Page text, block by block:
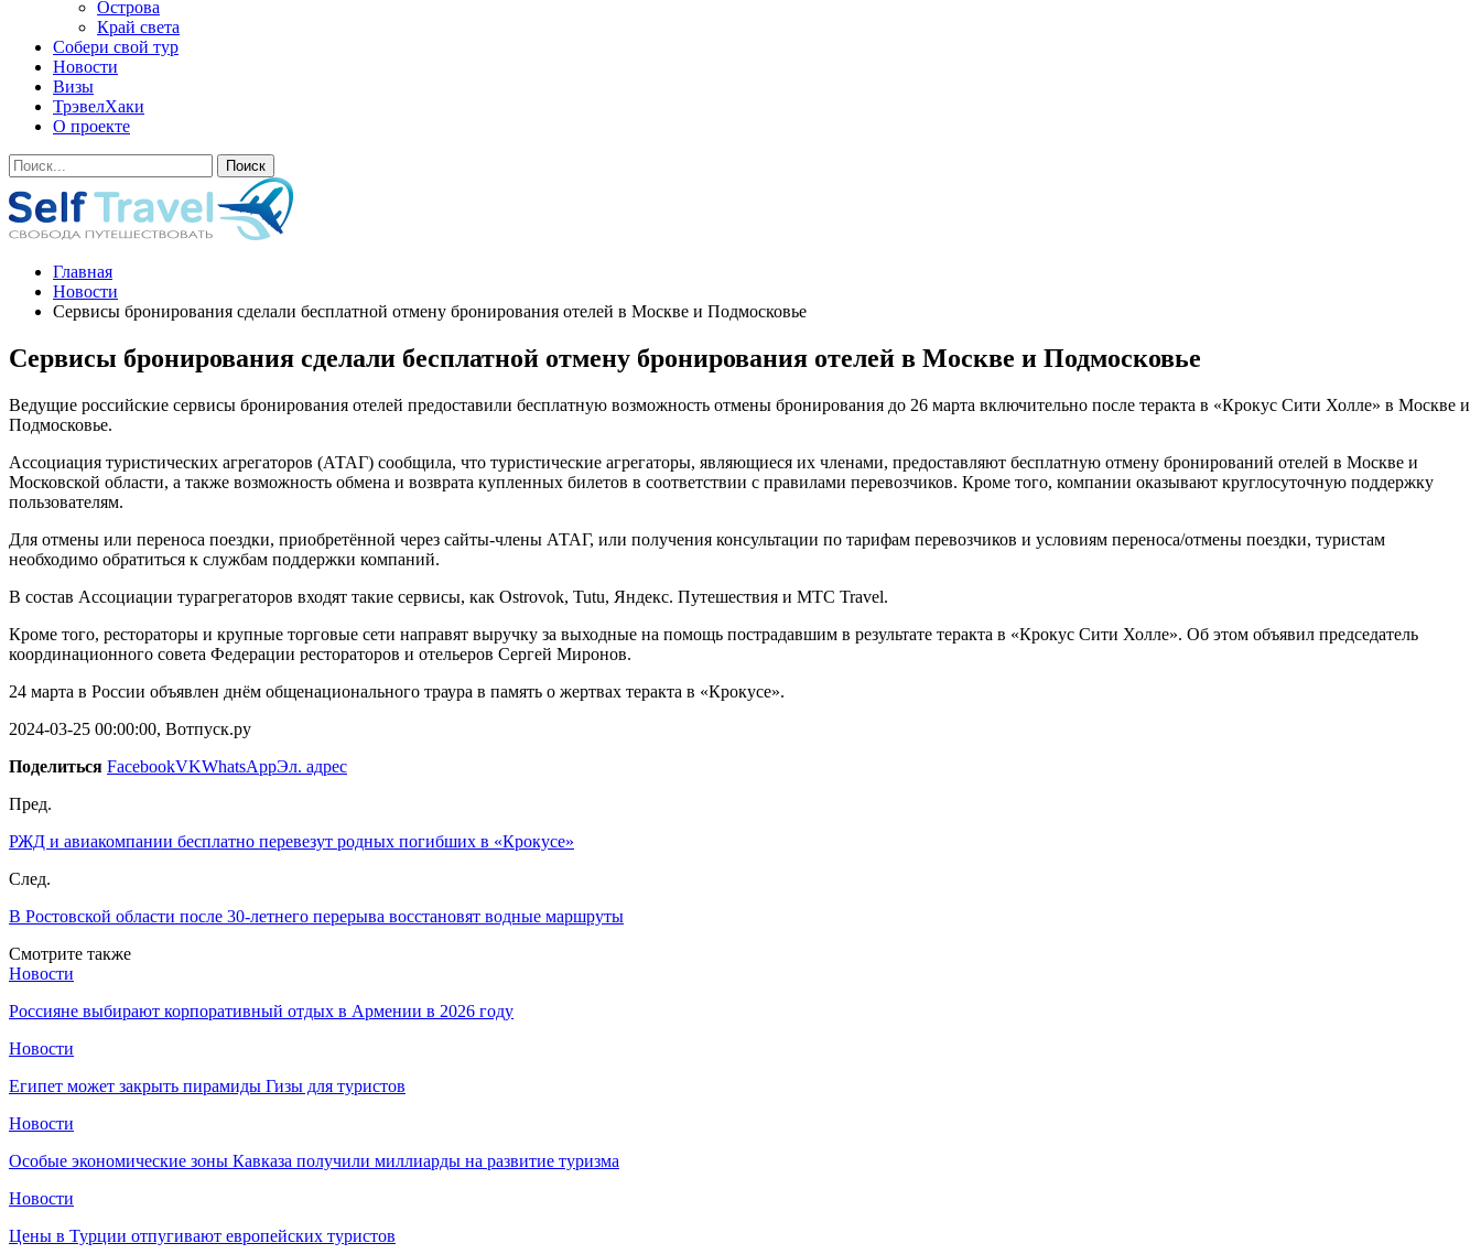
Острова
Край света
Собери свой тур
Новости
Визы
ТрэвелХаки
О проекте
Главная
Новости
Сервисы бронирования сделали бесплатной отмену бронирования отелей в Москве и Подмосковье
Сервисы бронирования сделали бесплатной отмену бронирования отелей в Москве и Подмосковье
Ведущие российские сервисы бронирования отелей предоставили бесплатную возможность отмены бронирования до 26 марта включительно после теракта в «Крокус Сити Холле» в Москве и
Подмосковье.
Ассоциация туристических агрегаторов (АТАГ) сообщила, что туристические агрегаторы, являющиеся их членами, предоставляют бесплатную отмену бронирований отелей в Москве и
Московской области, а также возможность обмена и возврата купленных билетов в соответствии с правилами перевозчиков. Кроме того, компании оказывают круглосуточную поддержку
пользователям.
Для отмены или переноса поездки, приобретённой через сайты-члены АТАГ, или получения консультации по тарифам перевозчиков и условиям переноса/отмены поездки, туристам
необходимо обратиться к службам поддержки компаний.
В состав Ассоциации турагрегаторов входят такие сервисы, как Ostrovok, Tutu, Яндекс. Путешествия и МТС Travel.
Кроме того, рестораторы и крупные торговые сети направят выручку за выходные на помощь пострадавшим в результате теракта в «Крокус Сити Холле». Об этом объявил председатель
координационного совета Федерации рестораторов и отельеров Сергей Миронов.
24 марта в России объявлен днём общенационального траура в память о жертвах теракта в «Крокусе».
2024-03-25 00:00:00, Вотпуск.ру
Поделиться FacebookVKWhatsAppЭл. адрес
Пред.
РЖД и авиакомпании бесплатно перевезут родных погибших в «Крокусе»
След.
В Ростовской области после 30-летнего перерыва восстановят водные маршруты
Смотрите также
Новости
Россияне выбирают корпоративный отдых в Армении в 2026 году
Новости
Египет может закрыть пирамиды Гизы для туристов
Новости
Особые экономические зоны Кавказа получили миллиарды на развитие туризма
Новости
Цены в Турции отпугивают европейских туристов